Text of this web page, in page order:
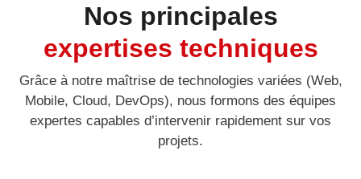
Nos principales
expertises techniques
Grâce à notre maîtrise de technologies variées (Web,
Mobile, Cloud, DevOps), nous formons des équipes
expertes capables d’intervenir rapidement sur vos
projets.